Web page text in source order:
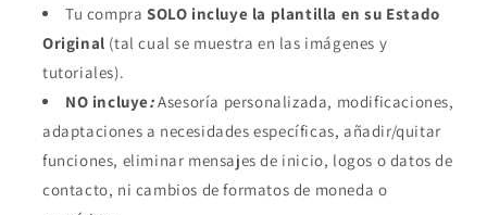
Tu compra SOLO incluye la plantilla en su Estado
Original (tal cual se muestra en las imágenes y
tutoriales).
NO incluye:Asesoría personalizada, modificaciones,
adaptaciones a necesidades específicas, añadir/quitar
funciones, eliminar mensajes de inicio, logos o datos de
contacto, ni cambios de formatos de moneda o